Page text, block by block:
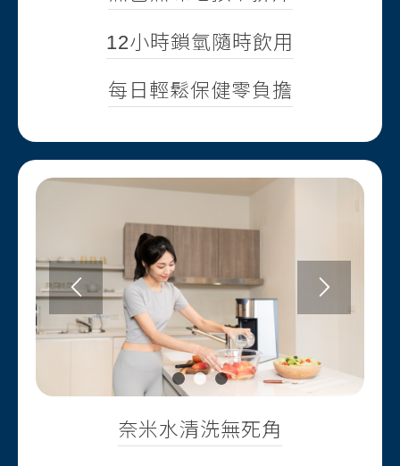
12小時鎖氫隨時飲用
每日輕鬆保健零負擔
奈米水清洗無死角